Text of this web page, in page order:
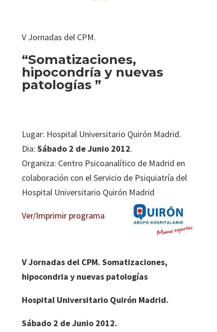
V Jornadas del CPM.
“Somatizaciones,
hipocondría y nuevas
patologías ”
Lugar: Hospital Universitario Quirón Madrid.
Dia: Sábado 2 de Junio 2012.
Organiza: Centro Psicoanalítico de Madrid en
colaboración con el Servicio de Psiquiatría del
Hospital Universitario Quirón Madrid
Ver/Imprimir programa
VJornadas del CPM. Somatizaciones,
hipocondria y nuevas patologías
Hospital Universitario Quirón Madrid.
Sábado 2 deJunio 2012.